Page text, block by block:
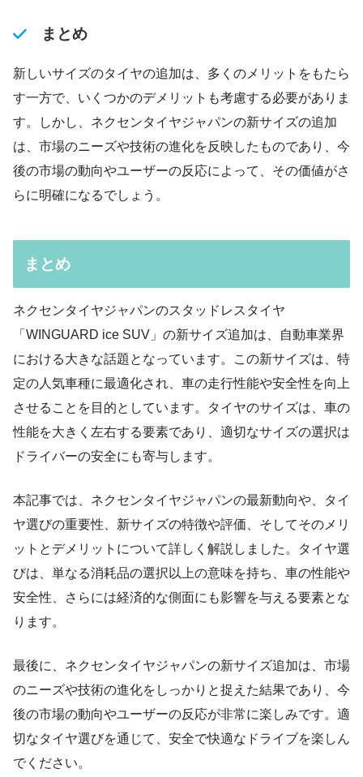
まとめ
新しいサイズのタイヤの追加は、多くのメリットをもたら
す一方で、いくつかのデメリットも考慮する必要がありま
す。しかし、ネクセンタイヤジャパンの新サイズの追加
は、市場のニーズや技術の進化を反映したものであり、今
後の市場の動向やユーザーの反応によって、その価値がさ
らに明確になるでしょう。
まとめ
ネクセンタイヤジャパンのスタッドレスタイヤ
「WINGUARD ice SUV」の新サイズ追加は、自動車業界
における大きな話題となっています。この新サイズは、特
定の人気車種に最適化され、車の走行性能や安全性を向上
させることを目的としています。タイヤのサイズは、車の
性能を大きく左右する要素であり、適切なサイズの選択は
ドライバーの安全にも寄与します。
本記事では、ネクセンタイヤジャパンの最新動向や、タイ
ヤ選びの重要性、新サイズの特徴や評価、そしてそのメリ
ットとデメリットについて詳しく解説しました。タイヤ選
びは、単なる消耗品の選択以上の意味を持ち、車の性能や
安全性、さらには経済的な側面にも影響を与える要素とな
ります。
最後に、ネクセンタイヤジャパンの新サイズ追加は、市場
のニーズや技術の進化をしっかりと捉えた結果であり、今
後の市場の動向やユーザーの反応が非常に楽しみです。適
切なタイヤ選びを通じて、安全で快適なドライブを楽しん
でください。